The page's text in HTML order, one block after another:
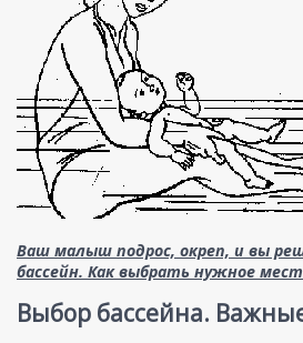
Ваш малыш подрос, окреп, и вы
бассейн. Как выбрать нужное
Выбор бассейна.